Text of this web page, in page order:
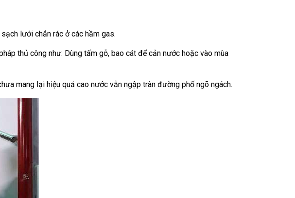
lưới chắn rác ở các hầm gas.
thủ công như: Dùng tấm gỗ, bao cát để cản nước hoặc vào mùa
mang lại hiệu quả cao nước vẫn ngập tràn đường phố ngõ ngách.